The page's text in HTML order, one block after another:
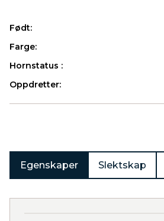
Født:
Farge:
Hornstatus :
Oppdretter:
Egenskaper Slektskap